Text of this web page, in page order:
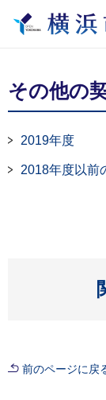
その他の
2019年度
2018年度以前
前のページに戻